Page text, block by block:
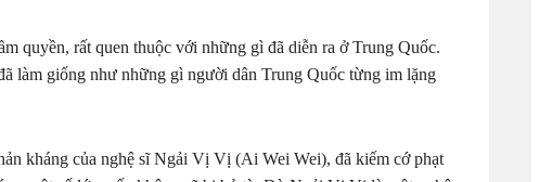
quyền, rất quen thuộc với những gì đã diễn ra ở Trung Quốc.
làm giống như những gì người dân Trung Quốc từng im lặng
kháng của nghệ sĩ Ngải Vị Vị (Ai Wei Wei), đã kiếm cớ phạt